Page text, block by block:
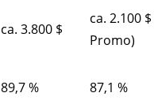
ca. 3.800 $
ca. 2.100
Promo)
89,7 % 87,1 %